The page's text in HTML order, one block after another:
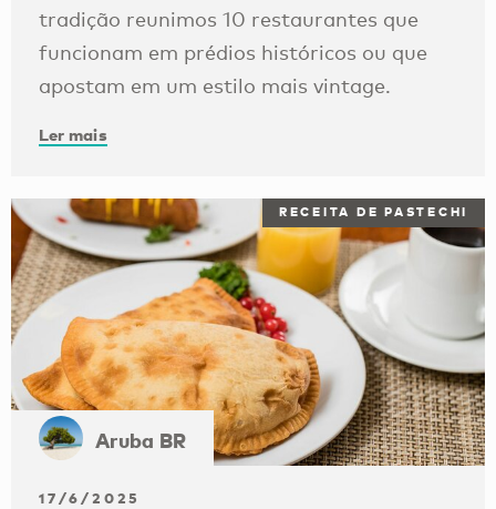
tradição reunimos 10 restaurantes que
funcionam em prédios históricos ou que
apostam em um estilo mais vintage.
Ler mais
RECEITA DE PASTECHI
Aruba BR
17/6/2025